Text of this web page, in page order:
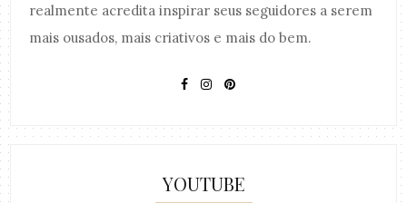
realmente acredita inspirar seus seguidores a serem
mais ousados, mais criativos e mais do bem.
YOUTUBE